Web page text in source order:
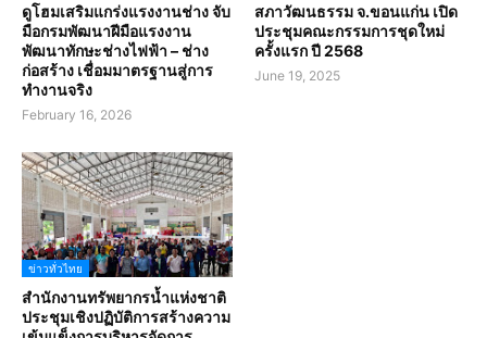
ดูโฮมเสริมแกร่งแรงงานช่าง จับ
มือกรมพัฒนาฝีมือแรงงาน
พัฒนาทักษะช่างไฟฟ้า – ช่าง
ก่อสร้าง เชื่อมมาตรฐานสู่การ
ทำงานจริง
February 16, 2026
สภาวัฒนธรรม จ.ขอนแก่น เปิด
ประชุมคณะกรรมการชุดใหม่
ครั้งแรก ปี 2568
June 19, 2025
ข่าวทั่วไทย
สำนักงานทรัพยากรน้ำแห่งชาติ
ประชุมเชิงปฏิบัติการสร้างความ